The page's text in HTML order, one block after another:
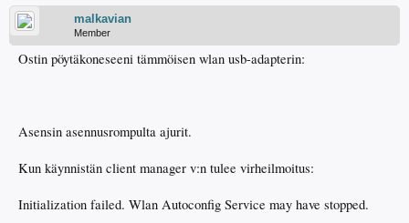
malkavian
Member
Ostin pöytäkoneseeni tämmöisen wlan usb-adapterin:
Asensin asennusrompulta ajurit.
Kun käynnistän client manager v:n tulee virheilmoitus:
Initialization failed. Wlan Autoconfig Service may have stopped.